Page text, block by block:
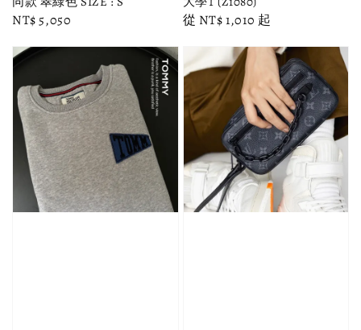
Regular
NT$ 5,050
Regular
從 NT$ 1,010 起